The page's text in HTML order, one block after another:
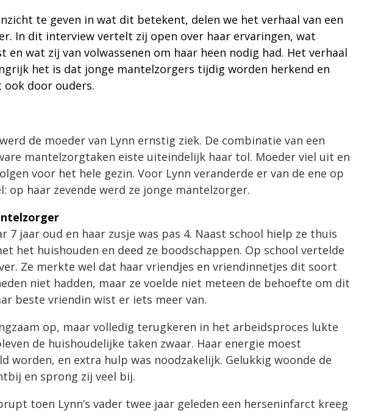
te geven in wat dit betekent, delen we het verhaal van een
In dit interview vertelt zij open over haar ervaringen, wat
en wat zij van volwassenen om haar heen nodig had. Het verhaal
het is dat jonge mantelzorgers tijdig worden herkend en
ook door ouders.
de moeder van Lynn ernstig ziek. De combinatie van een
mantelzorgtaken eiste uiteindelijk haar tol. Moeder viel uit en
voor het hele gezin. Voor Lynn veranderde er van de ene op
op haar zevende werd ze jonge mantelzorger.
7 jaar oud en haar zusje was pas 4. Naast school hielp ze thuis
het huishouden en deed ze boodschappen. Op school vertelde
Ze merkte wel dat haar vriendjes en vriendinnetjes dit soort
niet hadden, maar ze voelde niet meteen de behoefte om dit
beste vriendin wist er iets meer van.
op, maar volledig terugkeren in het arbeidsproces lukte
de huishoudelijke taken zwaar. Haar energie moest
worden, en extra hulp was noodzakelijk. Gelukkig woonde de
en sprong zij veel bij.
toen Lynn’s vader twee jaar geleden een herseninfarct kreeg